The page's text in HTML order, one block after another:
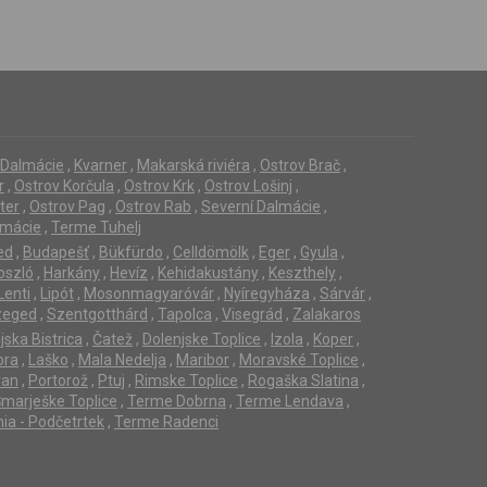
, Kvarner , Makarská riviéra , Ostrov Brač ,
, Ostrov Korčula , Ostrov Krk , Ostrov Lošinj ,
, Ostrov Pag , Ostrov Rab , Severní Dalmácie ,
, Terme Tuhelj
, Budapešť , Bükfürdo , Celldömölk , Eger , Gyula ,
, Harkány , Hevíz , Kehidakustány , Keszthely ,
Lenti , Lipót , Mosonmagyaróvár , Nyíregyháza , Sárvár ,
, Szentgotthárd , Tapolca , Visegrád , Zalakaros
Bistrica , Čatež , Dolenjske Toplice , Izola , Koper ,
, Laško , Mala Nedelja , Maribor , Moravské Toplice ,
, Portorož , Ptuj , Rimske Toplice , Rogaška Slatina ,
Toplice , Terme Dobrna , Terme Lendava ,
- Podčetrtek , Terme Radenci